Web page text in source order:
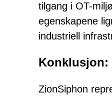
tilgang i OT-
egenskapene
industriell
Konklusjon:
ZionSiphon